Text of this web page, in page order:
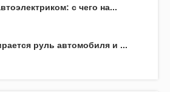
с чего на...
руль автомобиля и ...